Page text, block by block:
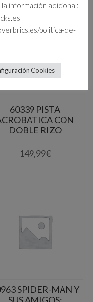
60339 PISTA
CON
DOBLE RIZO
149,99€
SPIDER-MAN Y
SUS AMIGOS:
información adicional:
politica-de-
Cookies